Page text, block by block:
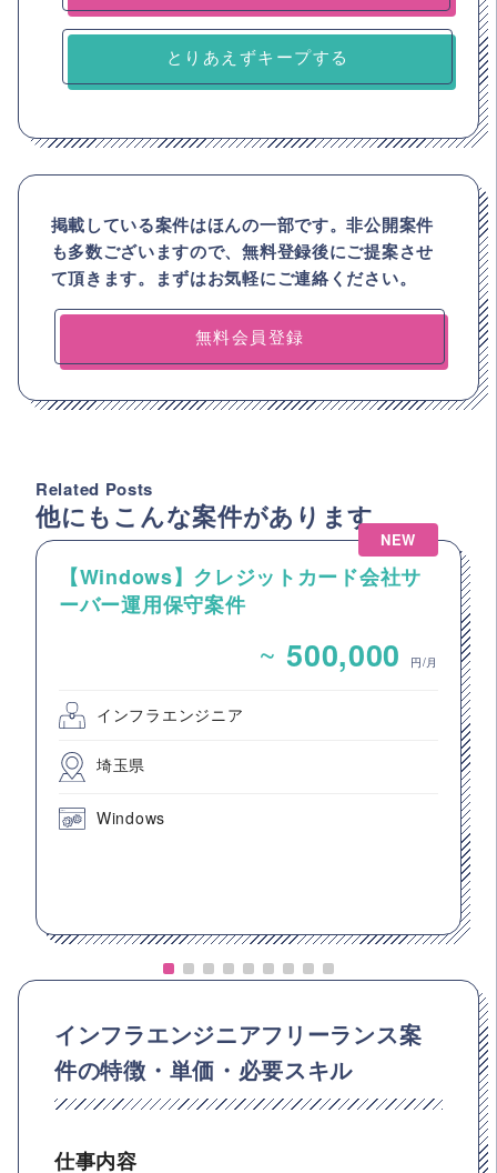
とりあえずキープする
掲載している案件はほんの一部です。非公開案件
も多数ございますので、無料登録後にご提案させ
て頂きます。まずはお気軽にご連絡ください。
無料会員登録
Related Posts
他にもこんな案件があります
NEW
【Windows】クレジットカード会社サ
ーバー運用保守案件
~ 500,000 円/月
インフラエンジニア
埼玉県
Windows
インフラエンジニアフリーランス案
件の特徴・単価・必要スキル
仕事内容